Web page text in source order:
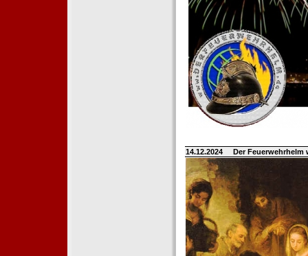
14.12.2024 Der